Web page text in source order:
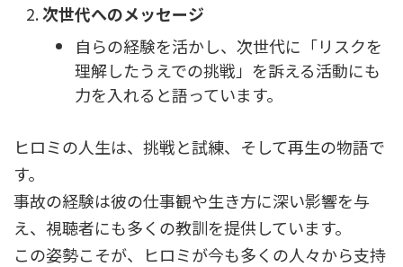
次世代へのメッセージ
自らの経験を活かし、次世代に「リスクを
理解したうえでの挑戦」を訴える活動にも
力を入れると語っています。
ヒロミの人生は、挑戦と試練、そして再生の物語で
す。
事故の経験は彼の仕事観や生き方に深い影響を与
え、視聴者にも多くの教訓を提供しています。
この姿勢こそが、ヒロミが今も多くの人々から支持